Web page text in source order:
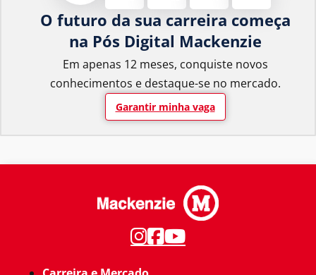
O futuro da sua carreira começa
na Pós Digital Mackenzie
Em apenas 12 meses, conquiste novos
conhecimentos e destaque-se no mercado.
Garantir minha vaga